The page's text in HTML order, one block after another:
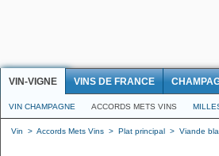
VIN-VIGNE VINS DE FRANCE
VIN CHAMPAGNE ACCORDS METS VINS
Vin > Accords Mets Vins > Plat principal > Viande